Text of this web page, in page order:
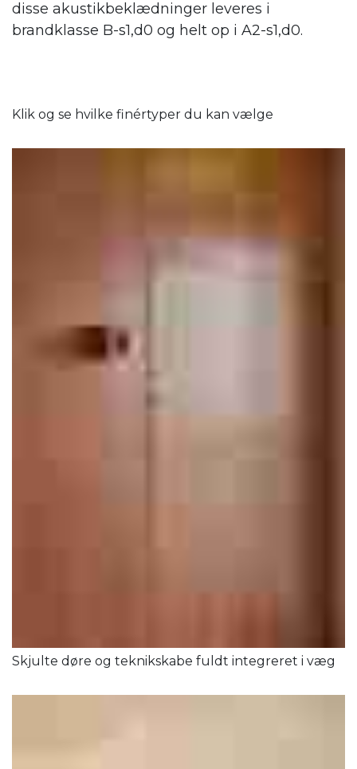
disse akustikbeklædninger leveres i
brandklasse B-s1,d0 og helt op i A2-s1,d0.
Klik og se hvilke finértyper du kan vælge
Skjulte døre og teknikskabe fuldt integreret i væg